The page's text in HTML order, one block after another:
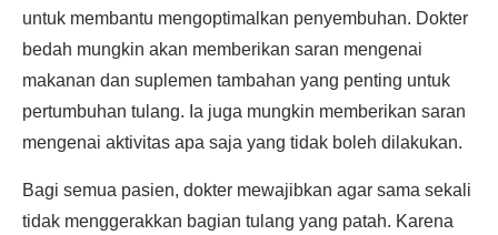
untuk membantu mengoptimalkan penyembuhan. Dokter
bedah mungkin akan memberikan saran mengenai
makanan dan suplemen tambahan yang penting untuk
pertumbuhan tulang. Ia juga mungkin memberikan saran
mengenai aktivitas apa saja yang tidak boleh dilakukan.
Bagi semua pasien, dokter mewajibkan agar sama sekali
tidak menggerakkan bagian tulang yang patah. Karena